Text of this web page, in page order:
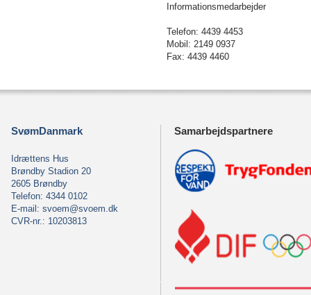
Informationsmedarbejder
Telefon: 4439 4453
Mobil: 2149 0937
Fax: 4439 4460
SvømDanmark
Idrættens Hus
Brøndby Stadion 20
2605 Brøndby
Telefon: 4344 0102
E-mail: svoem@svoem.dk
CVR-nr.: 10203813
Samarbejdspartnere